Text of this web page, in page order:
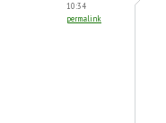
k
10:34
permalink